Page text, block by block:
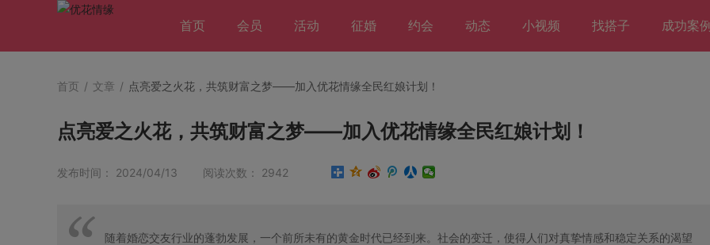
首页 会员 活动 征婚 约会 动态 小视频 找搭子 成功案
首页 / 文章 / 点亮爱之火花，共筑财富之梦——加入优花情缘全民红娘计划！
点亮爱之火花，共筑财富之梦——加入优花情缘全民红娘计划！
发布时间： 2024/04/13 阅读次数： 2942
随着婚恋交友行业的蓬勃发展，一个前所未有的黄金时代已经到来。社会的变迁，使得人们对真挚情感和稳定关系的渴望